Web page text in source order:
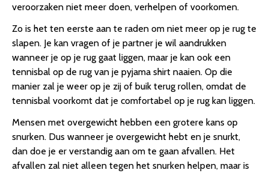
veroorzaken niet meer doen, verhelpen of voorkomen.
Zo is het ten eerste aan te raden om niet meer op je rug te
slapen. Je kan vragen of je partner je wil aandrukken
wanneer je op je rug gaat liggen, maar je kan ook een
tennisbal op de rug van je pyjama shirt naaien. Op die
manier zal je weer op je zij of buik terug rollen, omdat de
tennisbal voorkomt dat je comfortabel op je rug kan liggen.
Mensen met overgewicht hebben een grotere kans op
snurken. Dus wanneer je overgewicht hebt en je snurkt,
dan doe je er verstandig aan om te gaan afvallen. Het
afvallen zal niet alleen tegen het snurken helpen, maar is